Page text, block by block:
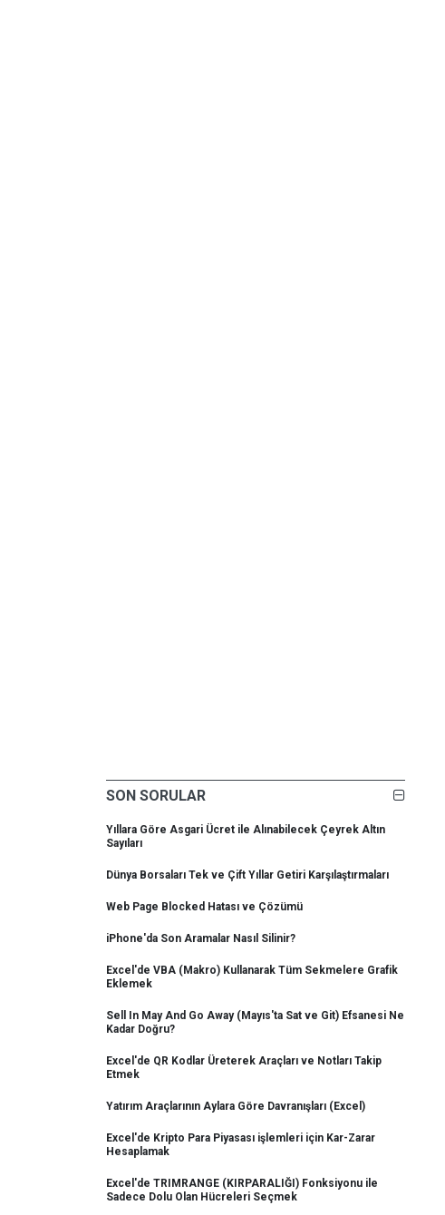
SON SORULAR
Yıllara Göre Asgari Ücret ile Alınabilecek Çeyrek Altın
Sayıları
Dünya Borsaları Tek ve Çift Yıllar Getiri Karşılaştırmaları
Web Page Blocked Hatası ve Çözümü
iPhone'da Son Aramalar Nasıl Silinir?
Excel'de VBA (Makro) Kullanarak Tüm Sekmelere Grafik
Eklemek
Sell In May And Go Away (Mayıs'ta Sat ve Git) Efsanesi Ne
Kadar Doğru?
Excel'de QR Kodlar Üreterek Araçları ve Notları Takip
Etmek
Yatırım Araçlarının Aylara Göre Davranışları (Excel)
Excel'de Kripto Para Piyasası işlemleri için Kar-Zarar
Hesaplamak
Excel'de TRIMRANGE (KIRPARALIĞI) Fonksiyonu ile
Sadece Dolu Olan Hücreleri Seçmek